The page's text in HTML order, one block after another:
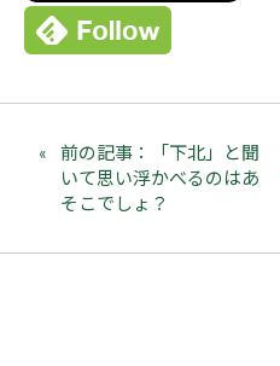
前の記事：「下北」と聞
いて思い浮かべるのはあ
そこでしょ？